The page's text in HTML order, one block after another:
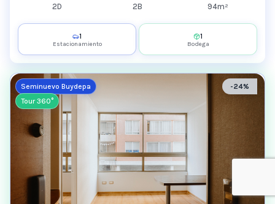
2D 2B 94m²
1
Estacionamiento
1
Bodega
-24%
Seminuevo Buydepa
Tour 360°